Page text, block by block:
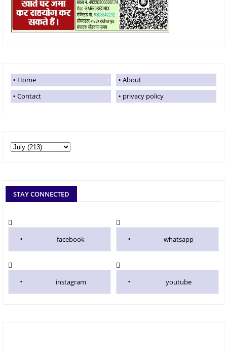
Home
About
Contact
privacy policy
STAY CONNECTED
facebook whatsapp
instagram youtube